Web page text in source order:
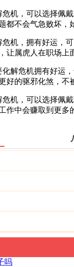
，可以选择佩戴
不会气急败坏，
，拥有好运，可
让属虎人在职场
危机拥有好运，
的驱邪化煞，不
，可以选择佩
作中会赚取到更多
吗